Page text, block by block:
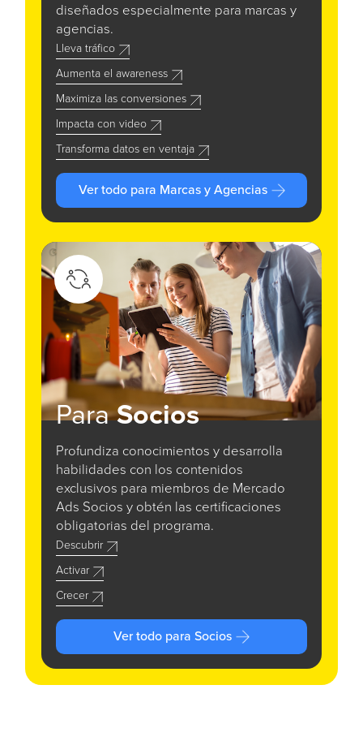
diseñados especialmente para marcas y
agencias.
Lleva tráfico
Aumenta el awareness
Maximiza las conversiones
Impacta con video
Transforma datos en ventaja
Ver todo para Marcas y Agencias
ParaSocios
Profundiza conocimientos y desarrolla
habilidades con los contenidos
exclusivos para miembros de Mercado
Ads Socios y obtén las certificaciones
obligatorias del programa.
Descubrir
Activar
Crecer
Ver todo para Socios